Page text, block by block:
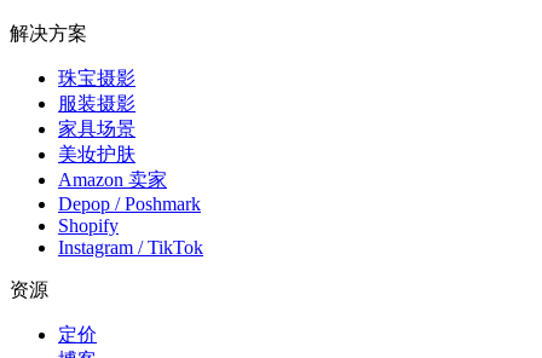
解决方案
珠宝摄影
服装摄影
家具场景
美妆护肤
Amazon 卖家
Depop / Poshmark
Shopify
Instagram / TikTok
资源
定价